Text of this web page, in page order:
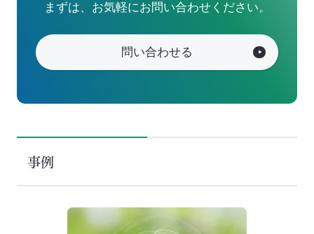
まずは、お気軽にお問い合わせください。
問い合わせる
事例